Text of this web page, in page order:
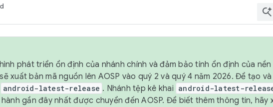
phát triển ổn định của nhánh chính và đảm bảo tính ổn định của
xuất bản mã nguồn lên AOSP vào quý 2 và quý 4 năm 2026. Để tạo
android-latest-release . Nhánh tệp kê khai android-latest-
gần đây nhất được chuyển đến AOSP. Để biết thêm thông tin, hãy